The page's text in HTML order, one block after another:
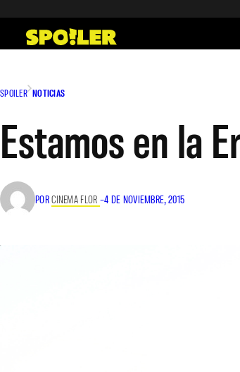
contenido
SPOILER NOTICIAS
Estamos en la
PORCINEMA FLOR –4 DE NOVIEMBRE, 2015